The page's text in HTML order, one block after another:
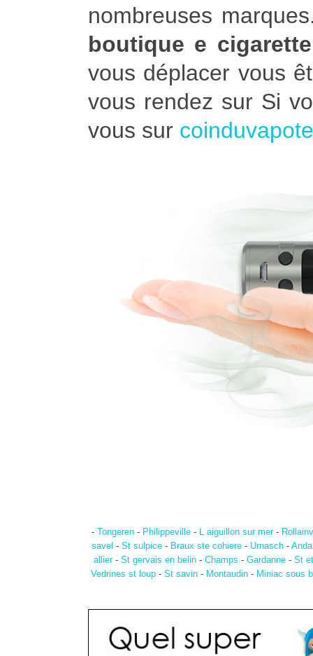
nombreuses
boutique e
vous déplacer vous
vous rendez sur Si
vous sur
- Tongeren - Philippeville - L aiguillon sur mer-
savel - St sulpice- Braux ste cohiere- Urnasch-
allier- St gervais en belin- Champs - Gardanne- St
Vedrines st loup- St savin- Montaudin- Miniac sous